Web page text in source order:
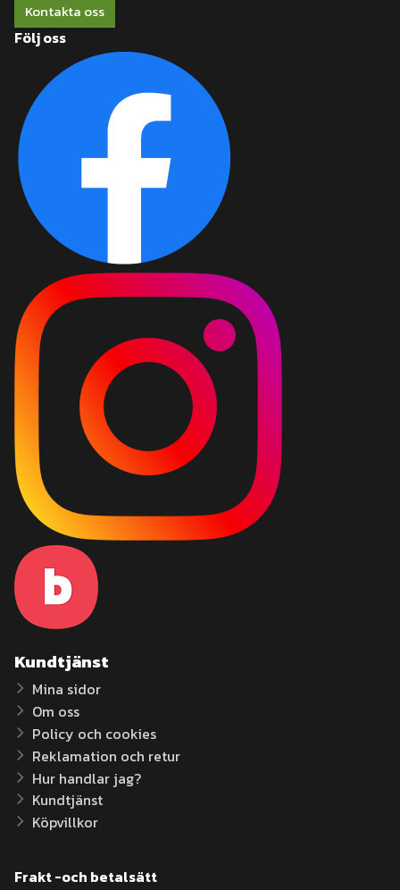
Kontakta oss
Följ oss
Kundtjänst
Mina sidor
Om oss
Policy och cookies
Reklamation och retur
Hur handlar jag?
Kundtjänst
Köpvillkor
Frakt -och betalsätt